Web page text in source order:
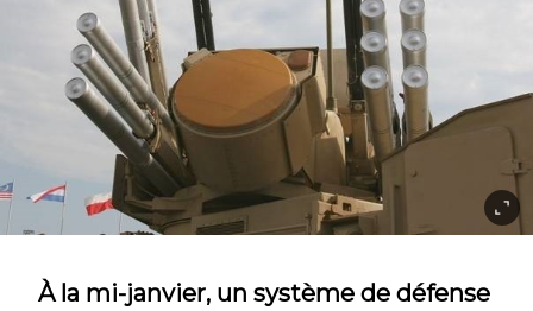
À la mi-janvier, un système de défense